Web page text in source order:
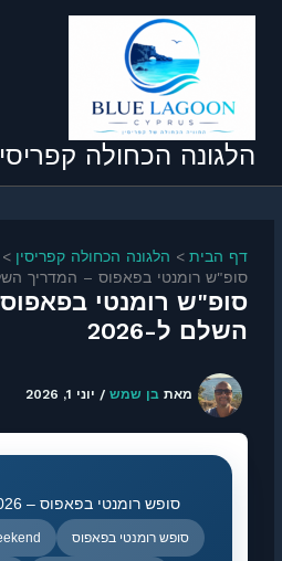
הלגונה הכחולה
דף הבית
הלגונה הכחולה קפריסין
סופ"ש רומנטי בפאפוס – המדריך השלם
סופ"ש רומנטי
השלם ל-2026
מאתבן שמש/ יוני 1, 2026
סופש רומנטי בפאפוס – 2026 המדריך השלם
סופש רומנטי בפאפוס